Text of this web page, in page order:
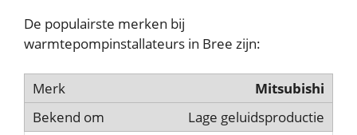
De populairste merken bij
warmtepompinstallateurs in Bree zijn:
Mitsubishi
Lage geluidsproductie